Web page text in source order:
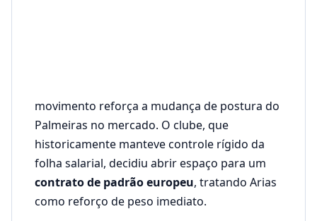
movimento reforça a mudança de postura do
Palmeiras no mercado. O clube, que
historicamente manteve controle rígido da
folha salarial, decidiu abrir espaço para um
contrato de padrão europeu, tratando Arias
como reforço de peso imediato.